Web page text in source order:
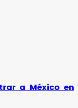
a México en